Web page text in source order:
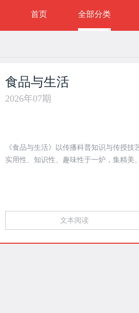
食品与生活
2026年07期
《食品与生活》以传播科普知识与传授
实用性、知识性、趣味性于一炉，集精美
文本阅读
首页 全部分类